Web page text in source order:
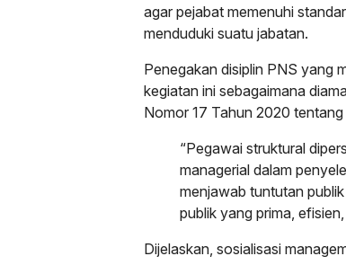
agar pejabat memenuhi
menduduki suatu jabatan.
Penegakan disiplin PNS yang
kegiatan ini sebagaimana
Nomor 17 Tahun 2020
“Pegawai struktural
managerial dalam
menjawab tuntutan
publik yang prima,
Dijelaskan, sosialisasi